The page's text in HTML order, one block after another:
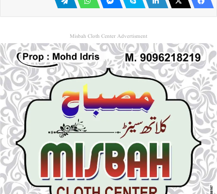
Misbah Cloth Center Advertisment